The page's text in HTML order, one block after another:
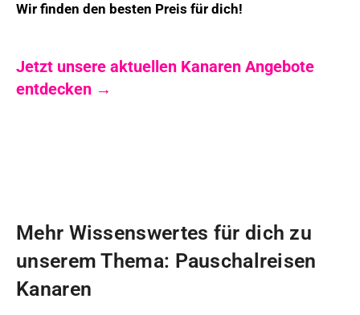
Wir finden den besten Preis für dich!
Jetzt unsere aktuellen Kanaren Angebote
entdecken →
Mehr Wissenswertes für dich zu
unserem Thema: Pauschalreisen
Kanaren